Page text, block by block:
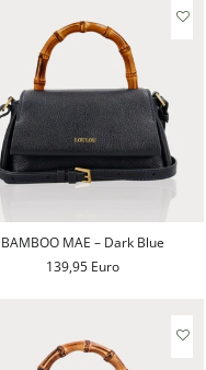
BAMBOO MAE – Dark Blue
139,95 Euro